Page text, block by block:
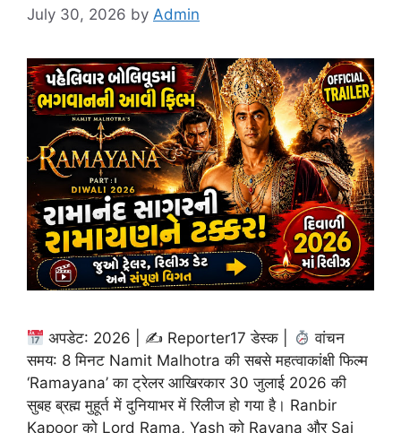
July 30, 2026 by Admin
अपडेट: 2026 | ✍ Reporter17 डेस्क |
वांचन
समय: 8 मिनट Namit Malhotra की सबसे महत्वाकांक्षी फिल्म
‘Ramayana’ का ट्रेलर आखिरकार 30 जुलाई 2026 की
सुबह ब्रह्म मुहूर्त में दुनियाभर में रिलीज हो गया है। Ranbir
Kapoor को Lord Rama, Yash को Ravana और Sai